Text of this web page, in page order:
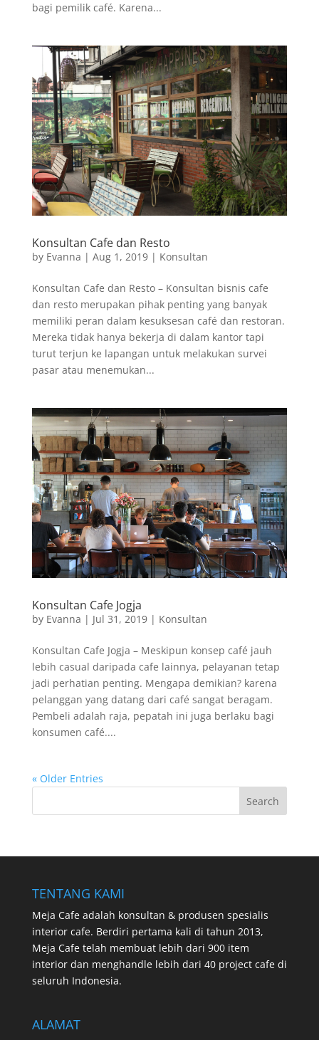
bagi pemilik café. Karena...
Konsultan Cafe dan Resto
by Evanna | Aug 1, 2019| Konsultan
Konsultan Cafe dan Resto – Konsultan bisnis cafe
dan resto merupakan pihak penting yang banyak
memiliki peran dalam kesuksesan café dan restoran.
Mereka tidak hanya bekerja di dalam kantor tapi
turut terjun ke lapangan untuk melakukan survei
pasar atau menemukan...
Konsultan Cafe Jogja
by Evanna | Jul 31, 2019| Konsultan
Konsultan Cafe Jogja – Meskipun konsep café jauh
lebih casual daripada cafe lainnya, pelayanan tetap
jadi perhatian penting. Mengapa demikian? karena
pelanggan yang datang dari café sangat beragam.
Pembeli adalah raja, pepatah ini juga berlaku bagi
konsumen café....
« Older Entries
TENTANG KAMI
Meja Cafe adalah konsultan & produsen spesialis
interior cafe. Berdiri pertama kali di tahun 2013,
Meja Cafe telah membuat lebih dari 900 item
interior dan menghandle lebih dari 40 project cafe di
seluruh Indonesia.
ALAMAT